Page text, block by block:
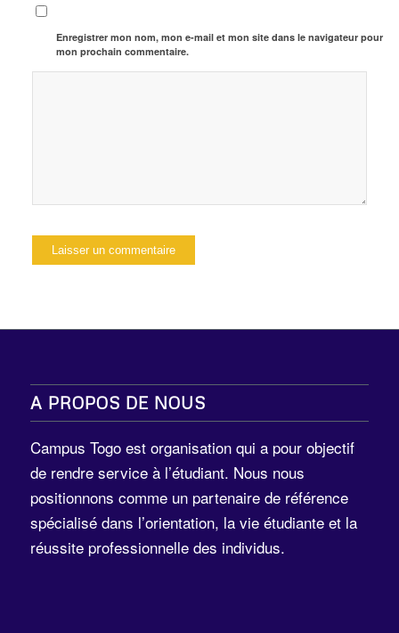
Enregistrer mon nom, mon e-mail et mon site dans le navigateur pour
mon prochain commentaire.
A PROPOS DE NOUS
Campus Togo est organisation qui a pour objectif
de rendre service à l’étudiant. Nous nous
positionnons comme un partenaire de référence
spécialisé dans l’orientation, la vie étudiante et la
réussite professionnelle des individus.